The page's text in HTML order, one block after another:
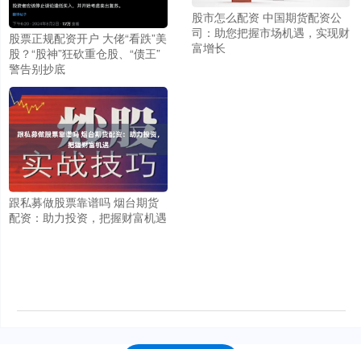
股票正规配资开户 大佬“看跌”美
股？“股神”狂砍重仓股、“债王”
警告别抄底
股市怎么配资 中国期货配资公
司：助您把握市场机遇，实现财
富增长
跟私募做股票靠谱吗 烟台期货
配资：助力投资，把握财富机遇